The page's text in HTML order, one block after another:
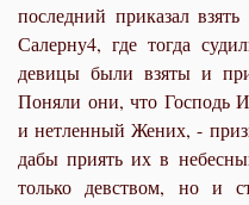
последний приказал
Салерну4, где тогда
девицы были взяты и
Поняли они, что Господь
и нетленный Жених, -
дабы приять их в
только девством, но и